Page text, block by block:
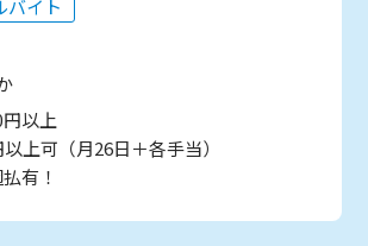
バイト
以上
上可（月26日＋各手当）
有！